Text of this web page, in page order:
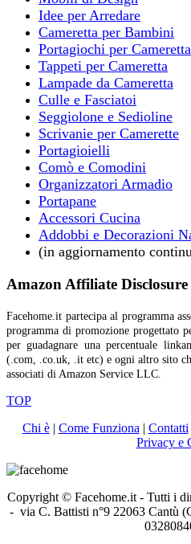
Idee per Arredare
Cameretta per Bambini
Portagiochi per Cameretta
Tappeti per Cameretta
Lampade da Cameretta
Culle e Fasciatoi
Seggiolone e Sedioline
Scrivanie per Camerette
Portagioielli
Comò e Comodini
Organizzatori Armadio
Portapane
Accessori Cucina
Addobbi e Decorazioni
(in aggiornamento
Amazon Affiliate Disclosure
Facehome.it partecipa al programma
programma di promozione progettato
per guadagnare una percentuale
(.com, .co.uk, .it etc) e ogni altro sito
associati di Amazon Service LLC.
TOP
Chi è| Come Funziona | Contatti
Privacy e
Copyright © Facehome.it - Tutti i
- via C. Battisti n°9 22063 Cantù